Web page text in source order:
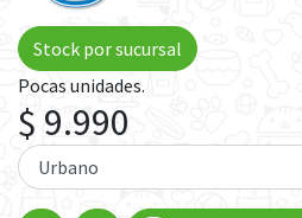
Stock por sucursal
Pocas unidades.
$ 9.990